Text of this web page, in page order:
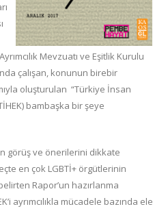
Mevzuatı ve Eşitlik Kurulu
çalışan, konunun birebir
oluşturulan “Türkiye İnsan
bambaşka bir şeye
görüş ve önerilerini dikkate
en çok LGBTİ+ örgütlerinin
Rapor’un hazırlanma
ayrımcılıkla mücadele bazında ele